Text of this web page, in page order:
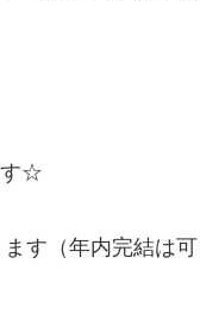
す☆
す（年内完結は可